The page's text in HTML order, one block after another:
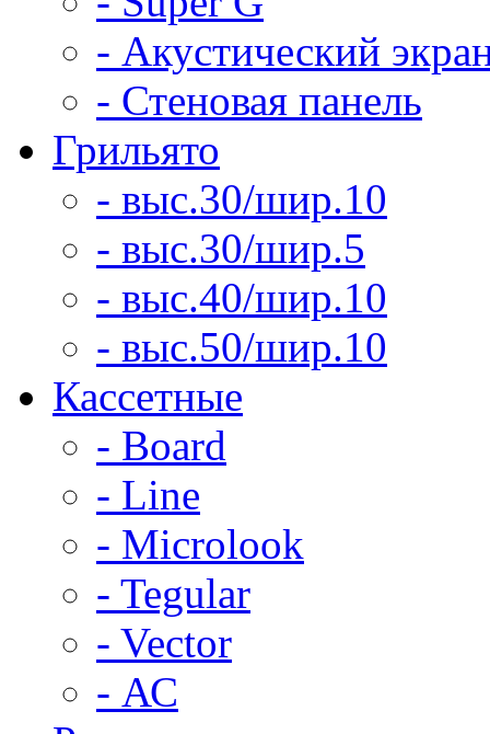
- Акустический
- Стеновая панель
Грильято
- выс.30/шир.10
- выс.30/шир.5
- выс.40/шир.10
- выс.50/шир.10
Кассетные
- Board
- Line
- Microlook
- Tegular
- Vector
- АС